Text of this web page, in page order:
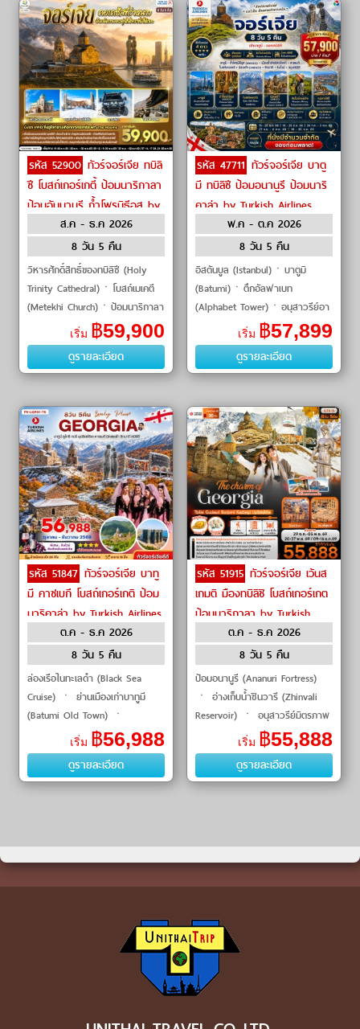
รหัส 52900 ทัวร์จอร์เจีย ทบิลิ
ซี โบสถ์เกอร์เกตี้ ป้อมนาริกาลา
ป้อมอันนานูรี ถ้ำโพรมิธีอุส by
Turkish Airlines
ส.ค - ธ.ค 2026
8 วัน 5 คืน
วิหารศักดิ์สิทธิ์ของทบิลิซี (Holy
Trinity Cathedral)ㆍโบสถ์เมเคตี
(Metekhi Church)ㆍป้อมนาริกาลา
(Narikala Fortress)ㆍอนุสาวรีย์
มารดาแห่งจอร์เจี�
เริ่ม ฿59,900
ดูรายละเอียด
รหัส 47711 ทัวร์จอร์เจีย บาตู
มี ทบิลิซี ป้อมอนานูรี ป้อมนาริ
คาล่า by Turkish Airlines
พ.ค - ต.ค 2026
8 วัน 5 คืน
อิสตันบูล (Istanbul)ㆍบาตูมิ
(Batumi)ㆍตึกอัลฟาเบท
(Alphabet Tower)ㆍอนุสาวรีย์อา
ลีและนีโน่ (Ali and Nino Statue)
ㆍจตุรัสเปียซซ่า (Piazza Square)
ㆍยุโรปสแค
เริ่ม ฿57,899
ดูรายละเอียด
รหัส 51847 ทัวร์จอร์เจีย บาทู
มี คาซเบกี โบสถ์เกอร์เกติ ป้อม
นาริคาล่า by Turkish Airlines
ต.ค - ธ.ค 2026
8 วัน 5 คืน
ล่องเรือในทะเลดำ (Black Sea
Cruise) ㆍ ย่านเมืองเก่าบาทูมี
(Batumi Old Town) ㆍ
อัลฟาเบททาวเวอร์ (Alphabet
Tower) ㆍ อนุสรณ์แห่งความรัก
อาลีและน
เริ่ม ฿56,988
ดูรายละเอียด
รหัส 51915 ทัวร์จอร์เจีย เว้นส
เกมติ มืองทบิลิชิ โบสถ์เกอร์เกต
ป้อมนาริกาลา by Turkish
Airlinesต.ค - ธ.ค 2026
8 วัน 5 คืน
ป้อมอนานูรี (Ananuri Fortress)
ㆍ อ่างเก็บน้ำชินวารี (Zhinvali
Reservoir) ㆍ อนุสาวรีย์มิตรภาพ
รัสเซีย–จอร์เจีย (Russia–Georgia
Friendship Monument) ㆍ โบสถ์
เ�
เริ่ม ฿55,888
ดูรายละเอียด